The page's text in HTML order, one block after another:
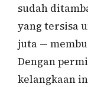
sudah
yang tersisa
juta —
Dengan
kelangkaan